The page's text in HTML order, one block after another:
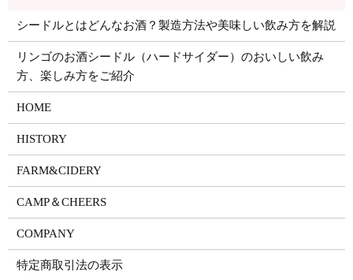
シードルとはどんなお酒？製造方法や美味しい飲み方を解説
リンゴのお酒シードル（ハードサイダー）のおいしい飲み
方、楽しみ方をご紹介
HOME
HISTORY
FARM&CIDERY
CAMP＆CHEERS
COMPANY
特定商取引法の表示